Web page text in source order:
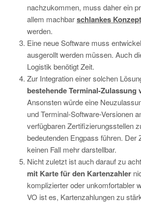
nachzukommen, muss daher ein
allem machbarschlankes Konzept
werden.
Eine neue Software muss
ausgerollt werden müssen. Auch
Logistik benötigt Zeit.
Zur Integration einer solchen
bestehende Terminal-Zulassung
Ansonsten würde eine
und Terminal-Software-Versionen
verfügbaren Zertifizierungsstellen
bedeutenden Engpass führen. Der
keinen Fall mehr darstellbar.
Nicht zuletzt ist auch darauf zu
mit Karte für den Kartenzahler
komplizierter oder unkomfortabler
VO ist es, Kartenzahlungen zu